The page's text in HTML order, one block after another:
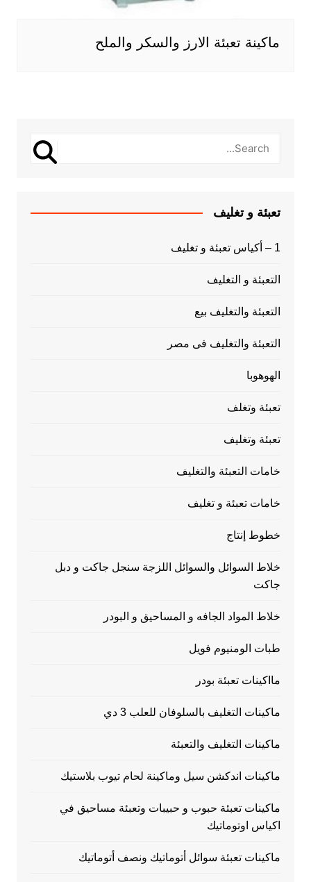
ماكينة تعبئة الارز والسكر والملح
تعبئة و تغليف
1 – أكياس تعبئة و تغليف
التعبئة و التغليف
التعبئة والتغليف بيع
التعبئة والتغليف فى مصر
الهوهوبا
تعبئة وتغلف
تعبئة وتغليف
خامات التعبئة والتغليف
خامات تعبئة و تغليف
خطوط إنتاج
خلاط السوائل والسوائل اللزجة سنجل جاكت و دبل
جاكت
خلاط المواد الجافه و المساحيق و البودر
طبات الومنيوم فويل
مااكينات تعبئة بودر
ماكينات التغليف بالسلوفان للعلب 3 دي
ماكينات التغليف والتعبئة
ماكينات اندكشن سيل وماكينة لحام تيوب بلاستيك
ماكينات تعبئة حبوب و حبيبات وتعبئة مساحيق في
اكياس اوتوماتيك
ماكينات تعبئة سوائل أتوماتيك ونصف أتوماتيك